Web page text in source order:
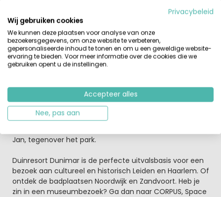
Kindvriendelijk, dacht het wel!
Met de skelter racen over het park, springen op de
airtrampoline en klimmen en klauteren in de speeltuin.
Samen een balletje trappen op het sportveld, op deze
manier wordt het de allerleukste vakantie!
Bestel je boodschappen vooraf online en bij aankomst
staan ze voor de gasten klaar in de accommodatie.
Gezellig gourmetten in de bungalow of om de hoek van
het park dineren bij Café-Restaurant De Ruigenhoek. Of
Jan, tegenover het park.
Duinresort Dunimar is de perfecte uitvalsbasis voor een
bezoek aan cultureel en historisch Leiden en Haarlem. Of
ontdek de badplaatsen Noordwijk en Zandvoort. Heb je
zin in een museumbezoek? Ga dan naar CORPUS, Space
Privacybeleid
Wij gebruiken cookies
We kunnen deze plaatsen voor analyse van onze
bezoekersgegevens, om onze website te verbeteren,
gepersonaliseerde inhoud te tonen en om u een geweldige website-
ervaring te bieden. Voor meer informatie over de cookies die we
gebruiken opent u de instellingen.
Accepteer alles
Nee, pas aan